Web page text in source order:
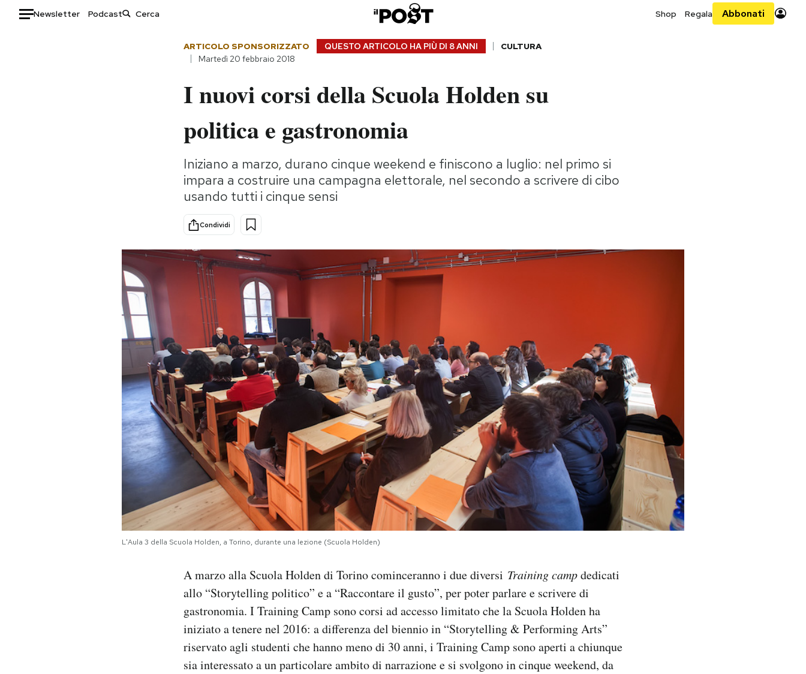
Newsletter Podcast Shop Regala Abbonati
Consumismi
Ok Boomer!
ARTICOLO SPONSORIZZATO QUESTO ARTICOLO HA PIÙ DI 8 ANNI
CULTURA
Martedì 20 febbraio 2018
I nuovi corsi della Scuola Holden su
politica e gastronomia
Iniziano a marzo, durano cinque weekend e finiscono a luglio: nel primo si
impara a costruire una campagna elettorale, nel secondo a scrivere di cibo
usando tutti i cinque sensi
Condividi
L'Aula 3 della Scuola Holden, a Torino, durante una lezione (Scuola Holden)
A marzo alla Scuola Holden di Torino cominceranno i due diversi Training campdedicati
allo “Storytelling politico” e a “Raccontare il gusto”, per poter parlare e scrivere di
gastronomia. I Training Camp sono corsi ad accesso limitato che la Scuola Holden ha
iniziato a tenere nel 2016: a differenza del biennio in “Storytelling & Performing Arts”
riservato agli studenti che hanno meno di 30 anni, i Training Camp sono aperti a chiunque
sia interessato a un particolare ambito di narrazione e si svolgono in cinque weekend, da